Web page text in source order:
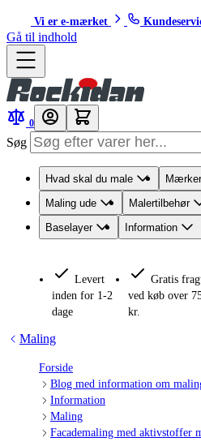
Vi er e-mærket
Gå til indhold
0
Søg
Hvad skal du male Mærker
Maling ude
Malertilbehør
Baselayer
Information
Levert
inden for 1-2
dage
Gratis
ved køb over
kr.
Maling
Forside
Blog med information om
Information
Maling
Facademaling med aktivstoffer